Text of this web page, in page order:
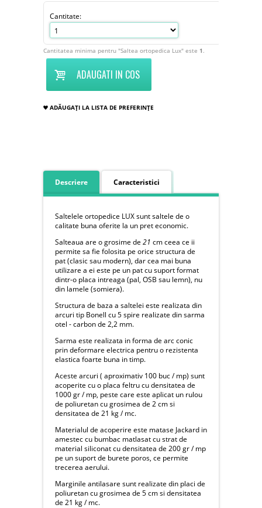
Cantitate:
Cantitatea minima pentru "Saltea ortopedica Lux" este 1 .
ADAUGATI IN COS
ADĂUGAȚI LA LISTA DE PREFERINȚE
Descriere Caracteristici
Saltelele ortopedice LUX sunt saltele de o
calitate buna oferite la un pret economic.
Salteaua are o grosime de 21 cm ceea ce ii
permite sa fie folosita pe orice structura de
pat (clasic sau modern), dar cea mai buna
utilizare a ei este pe un pat cu suport format
dintr-o placa intreaga (pal, OSB sau lemn), nu
din lamele (somiera).
Structura de baza a saltelei este realizata din
arcuri tip Bonell cu 5 spire realizate din sarma
otel - carbon de 2,2 mm.
Sarma este realizata in forma de arc conic
prin deformare electrica pentru o rezistenta
elastica foarte buna in timp.
Aceste arcuri ( aproximativ 100 buc / mp) sunt
acoperite cu o placa feltru cu densitatea de
1000 gr / mp, peste care este aplicat un rulou
de poliuretan cu grosimea de 2 cm si
densitatea de 21 kg / mc.
Materialul de acoperire este matase Jackard in
amestec cu bumbac matlasat cu strat de
material siliconat cu densitatea de 200 gr / mp
pe un suport de burete poros, ce permite
trecerea aerului.
Marginile antilasare sunt realizate din placi de
poliuretan cu grosimea de 5 cm si densitatea
de 21 kg / mc.